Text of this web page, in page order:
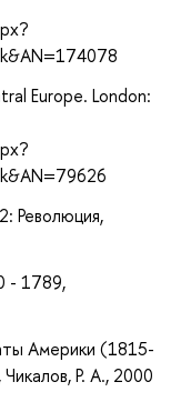
Europe. London:
Революция,
- 1789,
Америки (1815-
Р. А., 2000